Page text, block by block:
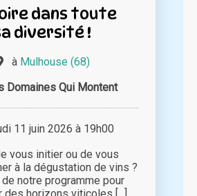
dans toute
diversité !
à Mulhouse (68)
Domaines Qui Montent
11 juin 2026 à 19h00
vous initier ou de vous
à la dégustation de vins ?
notre programme pour